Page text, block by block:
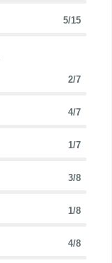
5/15
2/7
4/7
1/7
3/8
1/8
4/8